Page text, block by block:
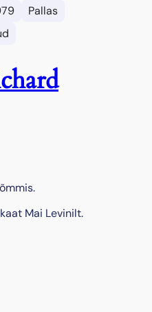
Pallas
Mai Levinilt.